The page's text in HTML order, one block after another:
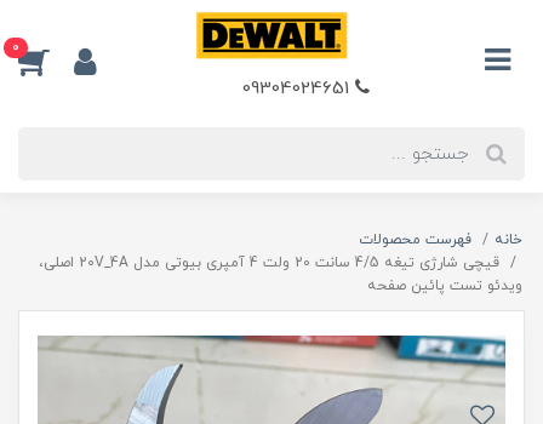
0
خانه
فهرست محصولات
قیچی شارژی تیغه 4/5 سانت 20 ولت 4 آمپری بیوتی مدل 20V_4A اصلی،
ویدئو تست پائین صفحه